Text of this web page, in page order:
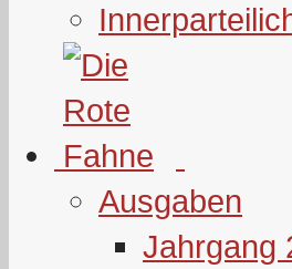
Ausgaben
Jahrgang